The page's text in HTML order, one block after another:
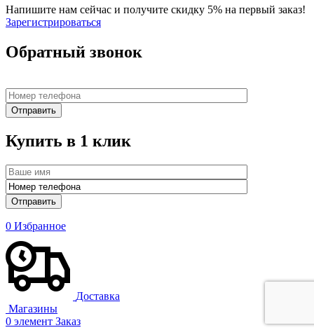
Напишите нам сейчас и получите скидку 5% на первый заказ!
Зарегистрироваться
Обратный звонок
Купить в 1 клик
0 Избранное
Доставка
Магазины
0 элемент Заказ